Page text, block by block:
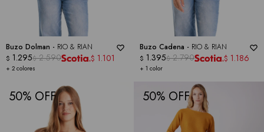
Buzo Dolman - RIO & RIAN
+ 2 colores
$ 1.295$ 2.590 $ 1.101
Buzo Cadena - RIO & RIAN
+ 1 color
$ 1.395$ 2.790 $ 1.186
50 50